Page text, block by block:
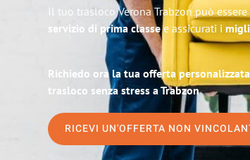
Il tuo trasloco Verona Trabzon può
servizio di prima classee assicurati i
Richiedo ora la tua offerta
trasloco senza stress a Trabzon
RICEVI UN'OFFERTA NON